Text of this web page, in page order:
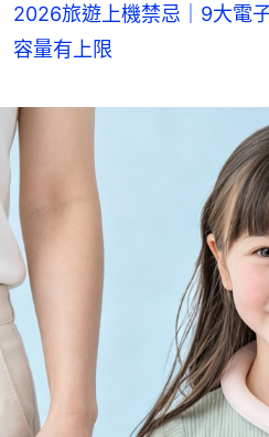
2026旅遊上機禁忌｜9大電
容量有上限